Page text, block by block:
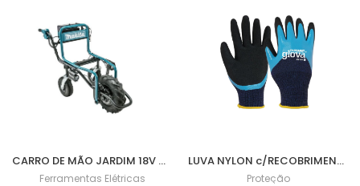
CARRO DE MÃO JARDIM 18V DCU180Z
Ferramentas Elétricas
LUVA NYLON c/RECOBRIMENTO NITRILO FOAM 3/4 9 - 0701057
Proteção